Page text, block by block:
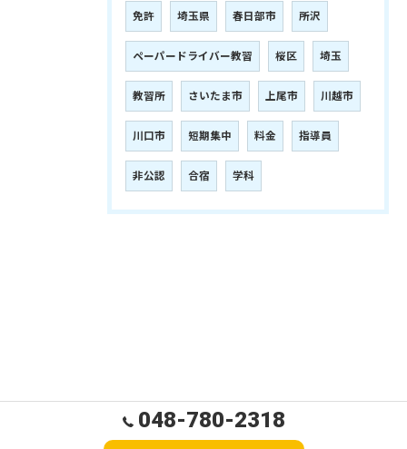
免許 埼玉県 春日部市 所沢
ペーパードライバー教習 桜区 埼玉
教習所 さいたま市 上尾市 川越市
川口市 短期集中 料金 指導員
非公認 合宿 学科
048-780-2318